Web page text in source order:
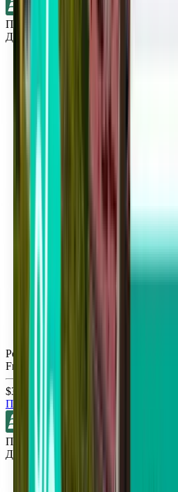
Прямые рейсы
Детройт DTW
Роли RDU
Fri, Oct 2
$35
Поиск
Прямые рейсы
Детройт DTW